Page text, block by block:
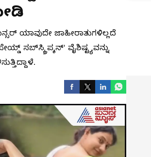
ಯಾವುದೇ ಜಾಹೀರಾತುಗಳಿಲ್ಲದೆ
ಸಬ್‌ಸ್ಕ್ರಿಪ್ಶನ್' ವೈಶಿಷ್ಟ್ಯವನ್ನು